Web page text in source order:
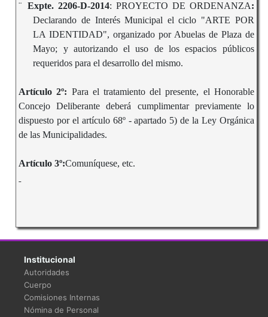
¨ Expte. 2206-D-2014: PROYECTO DE ORDENANZA:
Declarando de Interés Municipal el ciclo "ARTE POR
LA IDENTIDAD", organizado por Abuelas de Plaza de
Mayo; y autorizando el uso de los espacios públicos
requeridos para el desarrollo del mismo.
Artículo 2º: Para el tratamientodel presente, el Honorable
Concejo Deliberante deberá cumplimentar previamente lo
dispuesto por el artículo 68º - apartado 5) de la Ley Orgánica
de las Municipalidades.
Artículo 3º:Comuníquese, etc.
Institucional
Autoridades
Cuerpo
Comisiones Internas
Nómina de Personal